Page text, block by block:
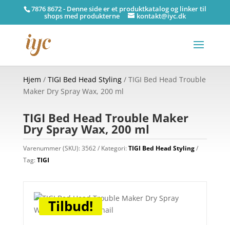
7876 8672 - Denne side er et produktkatalog og linker til
shops med produkterne kontakt@iyc.dk
Hjem / TIGI Bed Head Styling/ TIGI Bed Head Trouble
Maker Dry Spray Wax, 200 ml
TIGI Bed Head Trouble Maker
Dry Spray Wax, 200 ml
Varenummer (SKU):3562 Kategori:TIGI Bed Head Styling
Tag:TIGI
Tilbud!